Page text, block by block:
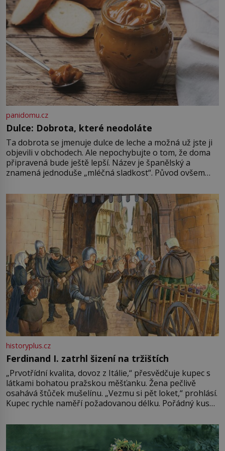
panidomu.cz
Dulce: Dobrota, které neodoláte
Ta dobrota se jmenuje dulce de leche a možná už jste ji
objevili v obchodech. Ale nepochybujte o tom, že doma
připravená bude ještě lepší. Název je španělský a
znamená jednoduše „mléčná sladkost“. Původ ovšem
pře hned několik latinskoamerických zemí a k tomu
Francie, kde se traduje,
historyplus.cz
Ferdinand I. zatrhl šizení na tržištích
„Prvotřídní kvalita, dovoz z Itálie,“ přesvědčuje kupec s
látkami bohatou pražskou měšťanku. Žena pečlivě
osahává štůček mušelínu. „Vezmu si pět loket,“ prohlásí.
Kupec rychle naměří požadovanou délku. Pořádný kus
milostpaní. Stačí jenom na sukni,“ zhodnotí švadlena
množství růžového mušelínu. „Ošidili vás, podívejte.“
Vezme do ruky dřevěnou